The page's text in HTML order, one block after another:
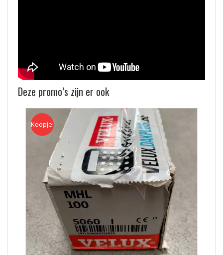
Deze promo’s zijn er ook
Koopje
Koopje!